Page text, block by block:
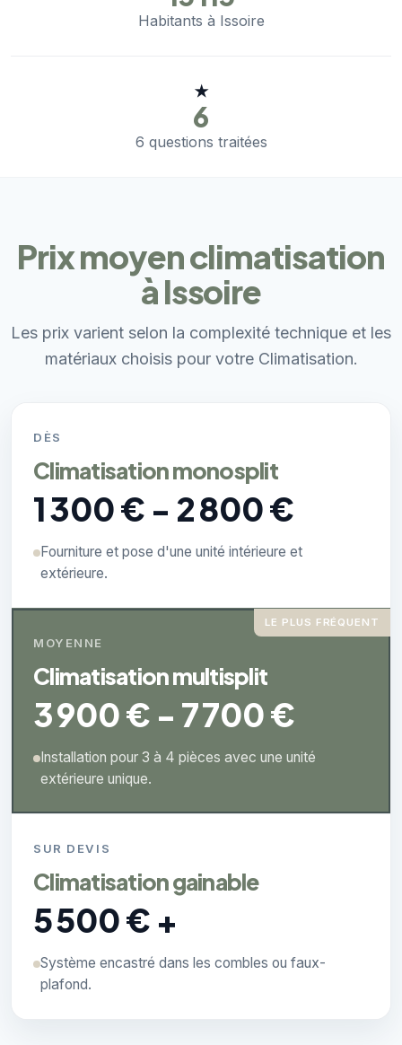
Habitants à Issoire
★
6
6 questions traitées
Prix moyen climatisation
à Issoire
Les prix varient selon la complexité technique et les
matériaux choisis pour votre Climatisation.
DÈS
Climatisation monosplit
1 300 € - 2 800 €
Fourniture et pose d'une unité intérieure et
extérieure.
LE PLUS FRÉQUENT
MOYENNE
Climatisation multisplit
3 900 € - 7 700 €
Installation pour 3 à 4 pièces avec une unité
extérieure unique.
SUR DEVIS
Climatisation gainable
5 500 € +
Système encastré dans les combles ou faux-
plafond.